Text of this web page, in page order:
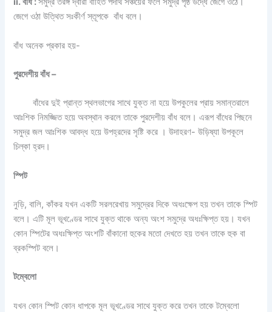
জেগে ওঠা উত্থিত সঃকীর্ণ স্তূপকে বাঁধ বলে।
বাঁধ অনেক প্রকার হয়-
পুরদেশীয় বাঁধ –
বাঁধের দুই প্রান্ত স্থলভাগের সাথে যুক্ত না হয়ে উপকুলের প্রায় সমান্তরালে
আঃশিক নিমজ্জিত হয়ে অবস্থান করলে তাকে পুরদেশীয় বাঁধ বলে। এরূপ বাঁধের পিছনে
সমুদ্র জল আঃশিক আবদ্ধ হয়ে উপহ্রদের সৃষ্টি করে । উদাহরণ- উড়িষ্যা উপকূলে
চিল্কা হ্রদ।
স্পিট
নুড়ি, বালি, কাঁকর যখন একটি সরলরেখায় সমুদ্রের দিকে অধঃক্ষেপ হয় তখন তাকে স্পিট
বলে। এটি মূল ভূখণ্ডের সাথে যুক্ত থাকে অন্য অংশ সমুদ্রে অধঃক্ষিপ্ত হয়। যখন
কোন স্পিটের অধঃক্ষিপ্ত অংশটি বাঁকানো হুকের মতো দেখতে হয় তখন তাকে হুক বা
ব্রকস্পিট বলে।
টম্বেলো
যখন কোন স্পিট কোন ধাপকে মূল ভূখণ্ডের সাথে যুক্ত করে তখন তাকে টম্বেলো